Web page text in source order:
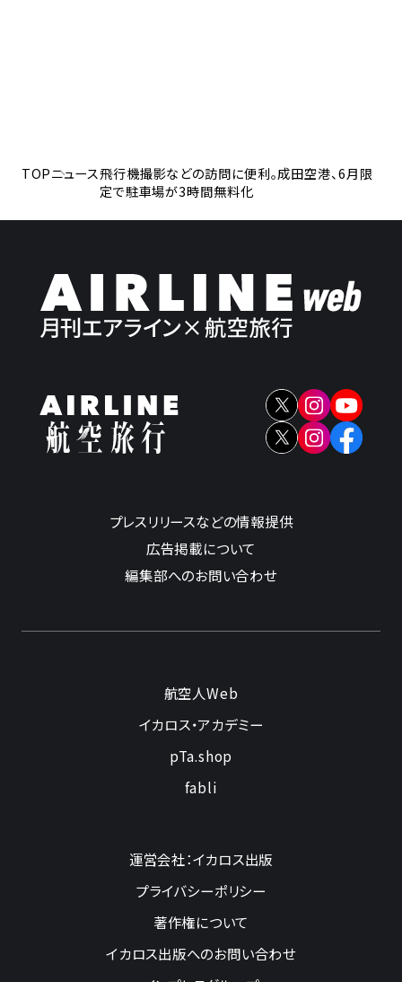
TOPニュース飛行機撮影などの訪問に便利。成田空港、6月限
定で駐車場が3時間無料化
プレスリリースなどの情報提供
広告掲載について
編集部へのお問い合わせ
航空人Web
イカロス・アカデミー
pTa.shop
fabli
運営会社：イカロス出版
プライバシーポリシー
著作権について
イカロス出版へのお問い合わせ